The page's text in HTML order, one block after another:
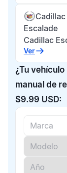
Cadillac
Escalade
Cadillac
Ver
¿Tu
manual de
$9.99 USD: